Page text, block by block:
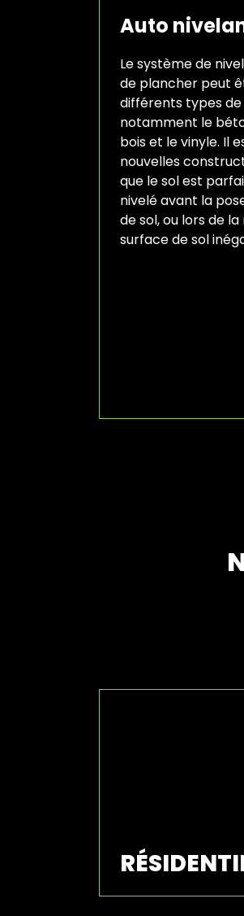
Auto
Le système de
de plancher peut
différents types de
notamment le
bois et le vinyle. Il
nouvelles
que le sol est
nivelé avant la
de sol, ou lors de
surface de sol